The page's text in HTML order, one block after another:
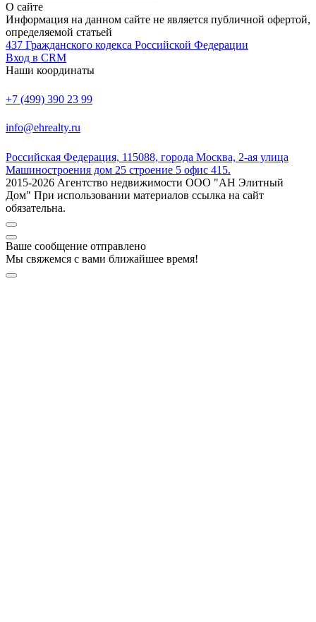
О сайте
Информация на данном сайте не является публичной офертой,
определяемой статьей
437 Гражданского кодекса Российской Федерации
Вход в CRM
Наши координаты
+7 (499) 390 23 99
info@ehrealty.ru
Российская Федерация, 115088, города Москва, 2-ая улица
Машиностроения дом 25 строение 5 офис 415.
2015-2026 Агентство недвижимости ООО "АН Элитный
Дом" При использовании материалов ссылка на сайт
обязательна.
Ваше сообщение отправлено
Мы свяжемся с вами ближайшее время!